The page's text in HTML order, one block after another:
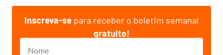
Inscreva-se para receber o boletim semanal
gratuito!